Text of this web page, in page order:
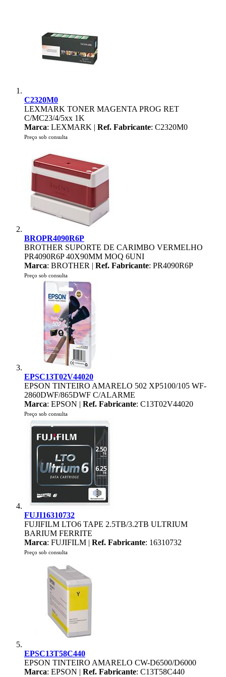
C2320M0
LEXMARK TONER MAGENTA PROG RET
C/MC23/4/5xx 1K
Marca: LEXMARK | Ref. Fabricante: C2320M0
Preço sob consulta
BROPR4090R6P
BROTHER SUPORTE DE CARIMBO VERMELHO
PR4090R6P 40X90MM MOQ 6UNI
Marca: BROTHER | Ref. Fabricante: PR4090R6P
Preço sob consulta
EPSC13T02V44020
EPSON TINTEIRO AMARELO 502 XP5100/105 WF-
2860DWF/865DWF C/ALARME
Marca: EPSON | Ref. Fabricante: C13T02V44020
Preço sob consulta
FUJI16310732
FUJIFILM LTO6 TAPE 2.5TB/3.2TB ULTRIUM
BARIUM FERRITE
Marca: FUJIFILM | Ref. Fabricante: 16310732
Preço sob consulta
EPSC13T58C440
EPSON TINTEIRO AMARELO CW-D6500/D6000
Marca: EPSON | Ref. Fabricante: C13T58C440